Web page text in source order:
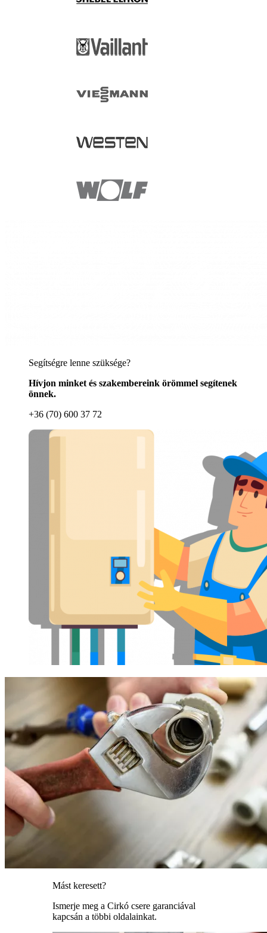
Segítségre lenne szüksége?
Hívjon minket és szakembereink örömmel segítenek
önnek.
+36 (70) 600 37 72
Mást keresett?
Ismerje meg a Cirkó csere garanciával
kapcsán a többi oldalainkat.